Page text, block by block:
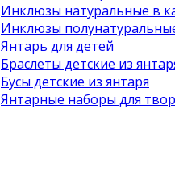
Инклюзы натуральные в
Инклюзы
Янтарь для детей
Браслеты детские из
Бусы детские из янтаря
Янтарные наборы для